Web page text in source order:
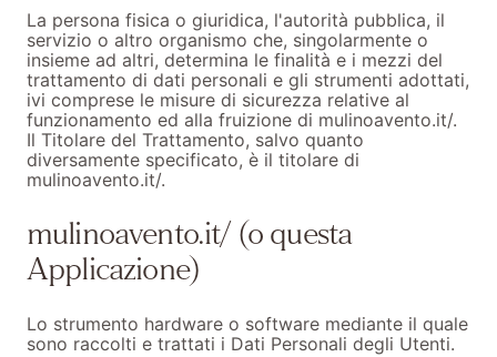
La persona fisica o giuridica, l'autorità pubblica, il
servizio o altro organismo che, singolarmente o
insieme ad altri, determina le finalità e i mezzi del
trattamento di dati personali e gli strumenti adottati,
ivi comprese le misure di sicurezza relative al
funzionamento ed alla fruizione di mulinoavento.it/.
Il Titolare del Trattamento, salvo quanto
diversamente specificato, è il titolare di
mulinoavento.it/.
mulinoavento.it/ (o questa
Applicazione)
Lo strumento hardware o software mediante il quale
sono raccolti e trattati i Dati Personali degli Utenti.